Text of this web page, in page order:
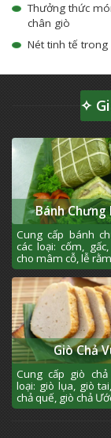
Thưởng thức
chân giò
Nét tinh tế
✧
Bánh Chưng
Cung cấp bánh
các loại: cốm,
cho mâm cỗ, lễ
Giò Chả
Cung cấp giò
loại: giò lụa, giò
chả quế, giò chả